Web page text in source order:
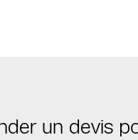
un devis